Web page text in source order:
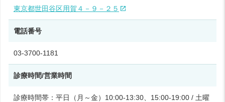
東京都世田谷区用賀４－９－２５
電話番号
03-3700-1181
診療時間/営業時間
診療時間帯：平日（月～金）10:00-13:30、15:00-19:00 / 土曜